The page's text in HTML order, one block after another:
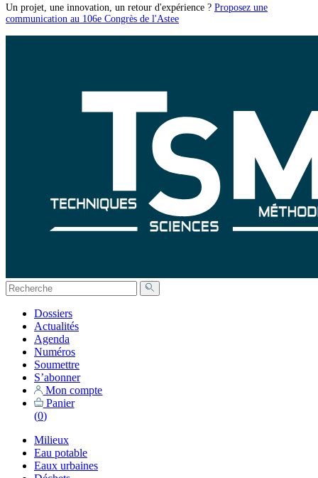
Un projet, une innovation, un retour d'expérience ? Proposez une
communication au 106e Congrès de l'Astee
Dossiers
Actualités
Agenda
Numéros
Soumettre
S’abonner
Mon compte
Panier
(0)
Milieux
Eau potable
Eaux urbaines